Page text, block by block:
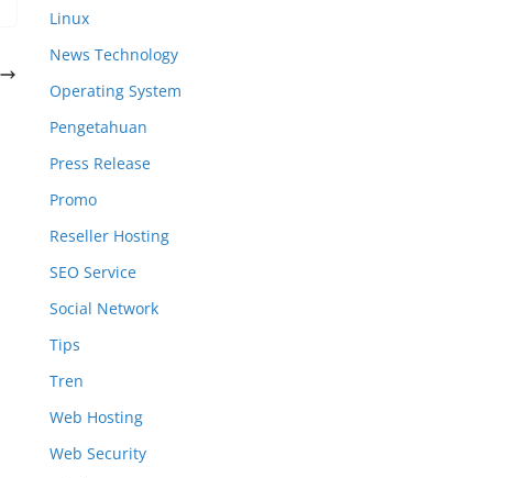
Linux
News Technology
Operating System
Pengetahuan
Press Release
Promo
Reseller Hosting
SEO Service
Social Network
Tips
Tren
Web Hosting
Web Security